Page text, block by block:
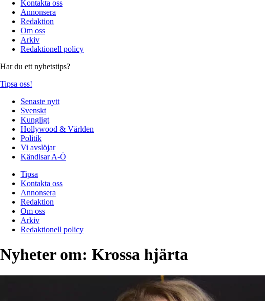
Kontakta oss
Annonsera
Redaktion
Om oss
Arkiv
Redaktionell policy
Har du ett nyhetstips?
Tipsa oss!
Senaste nytt
Svenskt
Kungligt
Hollywood & Världen
Politik
Vi avslöjar
Kändisar A-Ö
Tipsa
Kontakta oss
Annonsera
Redaktion
Om oss
Arkiv
Redaktionell policy
Nyheter om: Krossa hjärta